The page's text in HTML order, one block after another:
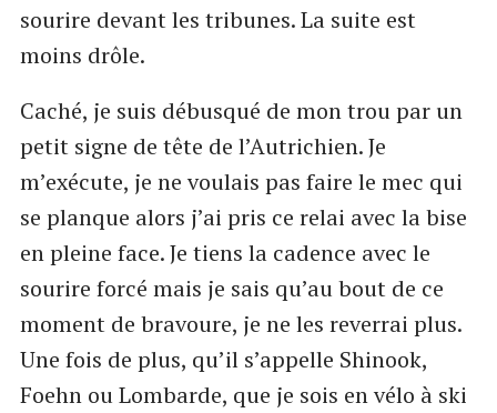
sourire devant les tribunes. La suite est
moins drôle.
Caché, je suis débusqué de mon trou par un
petit signe de tête de l’Autrichien. Je
m’exécute, je ne voulais pas faire le mec qui
se planque alors j’ai pris ce relai avec la bise
en pleine face. Je tiens la cadence avec le
sourire forcé mais je sais qu’au bout de ce
moment de bravoure, je ne les reverrai plus.
Une fois de plus, qu’il s’appelle Shinook,
Foehn ou Lombarde, que je sois en vélo à ski